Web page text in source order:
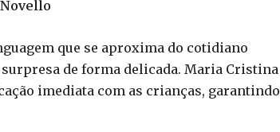
que se aproxima do cotidiano
de forma delicada. Maria Cristina
imediata com as crianças, garantindo